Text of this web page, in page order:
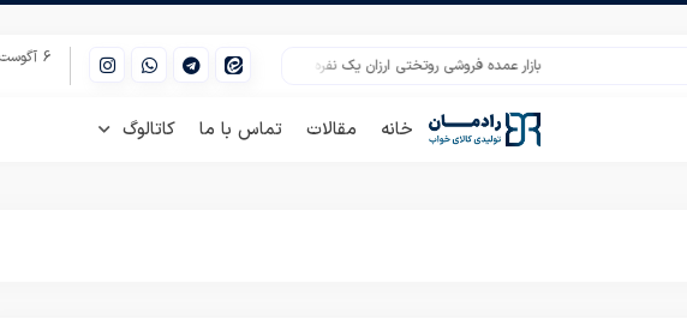
بازار عمده فروشی روتختی ارزان یک نفره مشهد عمده فروشی تشک ارزان سفری در اصفهان
6 آگوست 2026
خانه مقالات تماس با ما کاتالوگ